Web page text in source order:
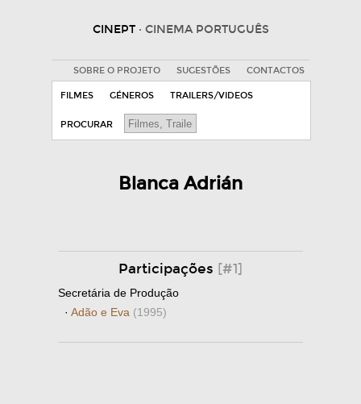
CINEPT · CINEMA PORTUGUÊS
SOBRE O PROJETO SUGESTÕES CONTACTOS
FILMES GÉNEROS TRAILERS/VIDEOS
PROCURAR
Blanca Adrián
Participações [#1]
Secretária de Produção
· Adão e Eva (1995)